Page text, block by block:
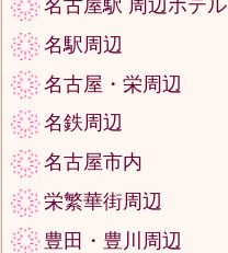
名古屋駅 周辺ホテル
名駅周辺
名古屋・栄周辺
名鉄周辺
名古屋市内
栄繁華街周辺
豊田・豊川周辺